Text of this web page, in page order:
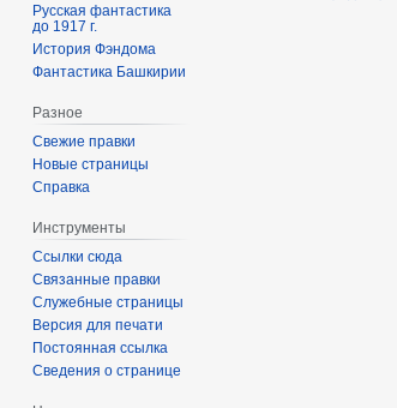
Русская фантастика
до 1917 г.
История Фэндома
Фантастика Башкирии
Разное
Свежие правки
Новые страницы
Справка
Инструменты
Ссылки сюда
Связанные правки
Служебные страницы
Версия для печати
Постоянная ссылка
Сведения о странице